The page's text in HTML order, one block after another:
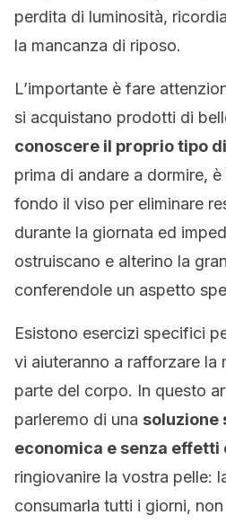
perdita di luminosità,
la mancanza di riposo.
L’importante è fare
si acquistano prodotti di
conoscere il proprio tipo
prima di andare a dormire,
fondo il viso per eliminare
durante la giornata ed
ostruiscano e alterino la
conferendole un aspetto
Esistono esercizi specifici
vi aiuteranno a rafforzare la
parte del corpo. In questo
parleremo di una soluzione
economica e senza
ringiovanire la vostra pelle:
consumarla tutti i giorni,